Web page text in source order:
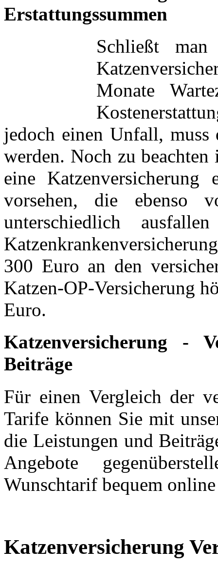
Erstattungssummen
Schließt
Monate
jedoch einen Unfall, muss
werden. Noch zu
eine Katzenversicherung
vorsehen, die ebenso
unterschiedlich
300 Euro an den
Katzen-OP-Versicherung
Euro.
Katzenversicherung -
Beiträge
Für einen Vergleich der
Tarife können Sie mit
die Leistungen und
Angebote
Wunschtarif bequem
Katzenversicherung